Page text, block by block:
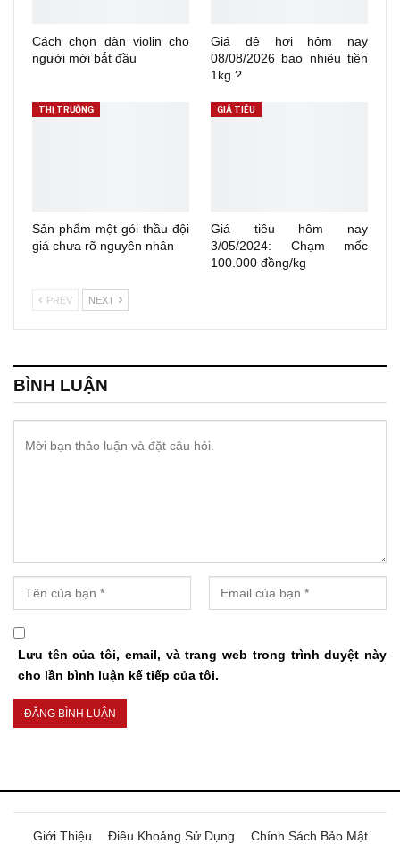
Cách chọn đàn violin cho
người mới bắt đầu
Giá dê hơi hôm nay
08/08/2026 bao nhiêu tiền
1kg ?
THỊ TRƯỜNG
Sản phẩm một gói thầu đội
giá chưa rõ nguyên nhân
GIÁ TIÊU
Giá tiêu hôm nay
3/05/2024: Chạm mốc
100.000 đồng/kg
PREV NEXT
BÌNH LUẬN
Lưu tên của tôi, email, và trang web trong trình duyệt này
cho lần bình luận kế tiếp của tôi.
Giới Thiệu Điều Khoảng Sử Dụng Chính Sách Bảo Mật